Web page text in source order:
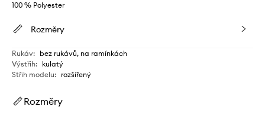
100 % Polyester
Rozměry
Rukáv: bez rukávů, na ramínkách
Výstřih: kulatý
Střih modelu: rozšířený
Rozměry